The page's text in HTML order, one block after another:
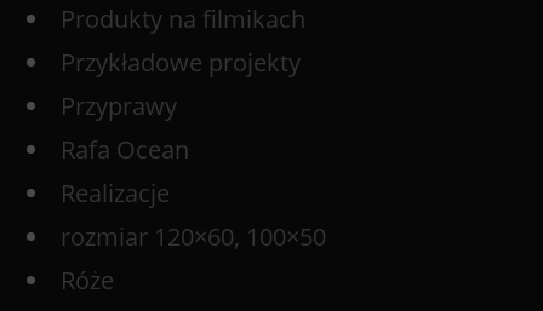
Produkty na filmikach
Przykładowe projekty
Przyprawy
Rafa Ocean
Realizacje
rozmiar 120×60, 100×50
Róże